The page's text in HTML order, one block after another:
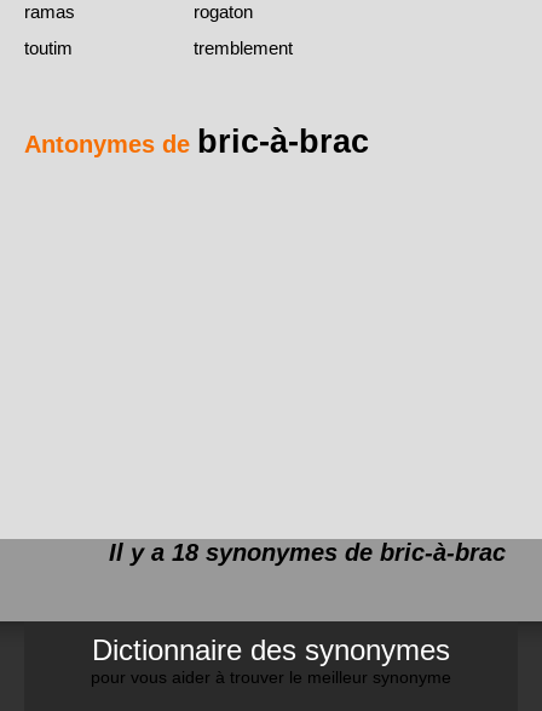
ramas
rogaton
toutim
tremblement
Antonymes de bric-à-brac
Il y a 18 synonymes de bric-à-brac
Dictionnaire des synonymes
pour vous aider à trouver le meilleur synonyme